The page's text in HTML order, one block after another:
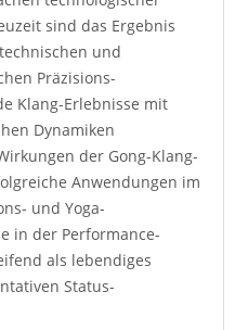
sind das Ergebnis
und
Präzisions-
Klang-Erlebnisse mit
Dynamiken
der Gong-Klang-
Anwendungen im
und Yoga-
in der Performance-
als lebendiges
Status-